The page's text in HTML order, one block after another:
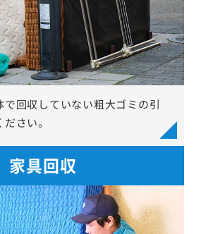
で回収していない粗大ゴミの引
さい。
家具回収